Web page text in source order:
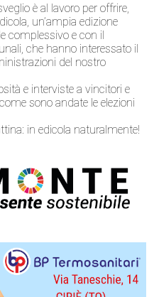
è al lavoro per offrire,
un’ampia edizione
complessivo e con il
che hanno interessato il
del nostro
e interviste a vincitori e
sono andate le elezioni
in edicola naturalmente!